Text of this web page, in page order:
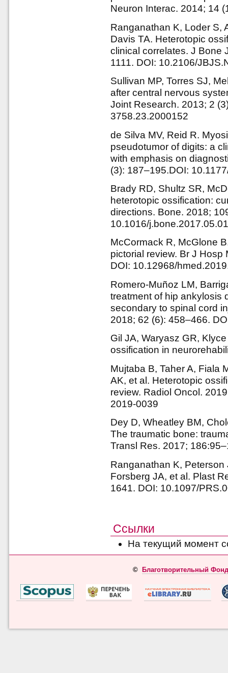
Neuron Interac. 2014; 14
Ranganathan K, Loder S,
Davis TA. Heterotopic
clinical correlates. J Bone
1111. DOI: 10.2106/
Sullivan MP, Torres SJ,
after central nervous
Joint Research. 2013; 2
3758.23.2000152
de Silva MV, Reid R.
pseudotumor of digits: a
with emphasis on
(3): 187–195.DOI:
Brady RD, Shultz SR,
heterotopic ossification:
directions. Bone. 2018;
10.1016/
McCormack R, McGlone
pictorial review. Br J
DOI: 10.12968/
Romero-Muñoz LM,
treatment of hip ankylosis
secondary to spinal cord
2018; 62 (6): 458–466.
Gil JA, Waryasz GR,
ossification in
Mujtaba B, Taher A, Fiala
AK, et al. Heterotopic
review. Radiol Oncol.
2019-0039
Dey D, Wheatley BM,
The traumatic bone:
Transl Res. 2017;
Ranganathan K, Peterson
Forsberg JA, et al. Plast
1641. DOI: 10.1097/
Ссылки
На текущий момент
© Благотворительный